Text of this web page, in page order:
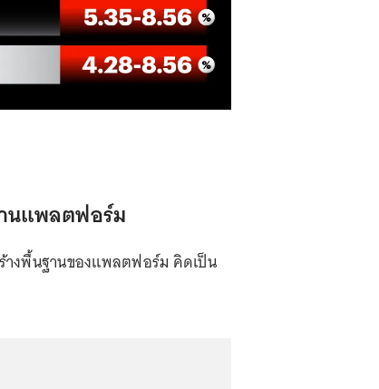
นแพลตฟอร์ม
างพื้นฐานของแพลตฟอร์ม คิดเป็น